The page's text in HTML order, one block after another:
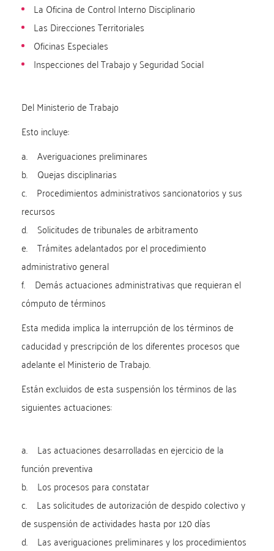
La Oficina de Control Interno Disciplinario
Las Direcciones Territoriales
Oficinas Especiales
Inspecciones del Trabajo y Seguridad Social
Del Ministerio de Trabajo
Esto incluye:
a. Averiguaciones preliminares
b. Quejas disciplinarias
c. Procedimientos administrativos sancionatorios y sus
recursos
d. Solicitudes de tribunales de arbitramento
e. Trámites adelantados por el procedimiento
administrativo general
f. Demás actuaciones administrativas que requieran el
cómputo de términos
Esta medida implica la interrupción de los términos de
caducidad y prescripción de los diferentes procesos que
adelante el Ministerio de Trabajo.
Están excluidos de esta suspensión los términos de las
siguientes actuaciones:
a. Las actuaciones desarrolladas en ejercicio de la
función preventiva
b. Los procesos para constatar
c. Las solicitudes de autorización de despido colectivo y
de suspensión de actividades hasta por 120 días
d. Las averiguaciones preliminares y los procedimientos